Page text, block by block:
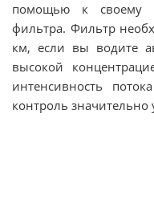
помощью к своему
фильтра. Фильтр
км, если вы водите
высокой
интенсивность
контроль